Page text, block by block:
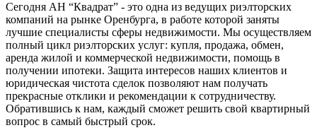
Сегодня АН “Квадрат” - это одна из ведущих риэлторских
компаний на рынке Оренбурга, в работе которой заняты
лучшие специалисты сферы недвижимости. Мы осуществляем
полный цикл риэлторских услуг: купля, продажа, обмен,
аренда жилой и коммерческой недвижимости, помощь в
получении ипотеки. Защита интересов наших клиентов и
юридическая чистота сделок позволяют нам получать
прекрасные отклики и рекомендации к сотрудничеству.
Обратившись к нам, каждый сможет решить свой квартирный
вопрос в самый быстрый срок.